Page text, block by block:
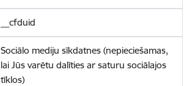
__cfduid
Sociālo mediju sīkdatnes (nepieciešamas,
lai Jūs varētu dalīties ar saturu sociālajos
tīklos)